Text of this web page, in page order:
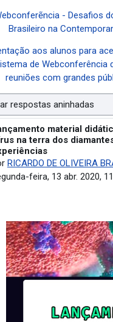
- Desafios
Brasileiro na
aos alunos para
de Webconferência
reuniões com grandes
visualização
material
na terra dos
RICARDO DE OLIVEIRA
feira, 13 abr. 2020,
de respostas: 0